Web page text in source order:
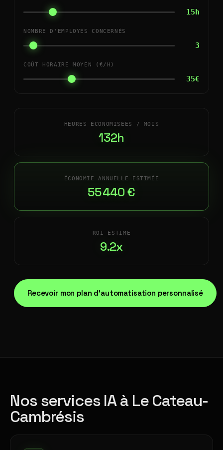
15h
NOMBRE D'EMPLOYÉS CONCERNÉS
3
COÛT HORAIRE MOYEN (€/H)
35€
HEURES ÉCONOMISÉES / MOIS
132h
ÉCONOMIE ANNUELLE ESTIMÉE
55 440 €
ROI ESTIMÉ
9.2x
Recevoir mon plan d'automatisation personnalisé
Nos services IA à Le Cateau-
Cambrésis